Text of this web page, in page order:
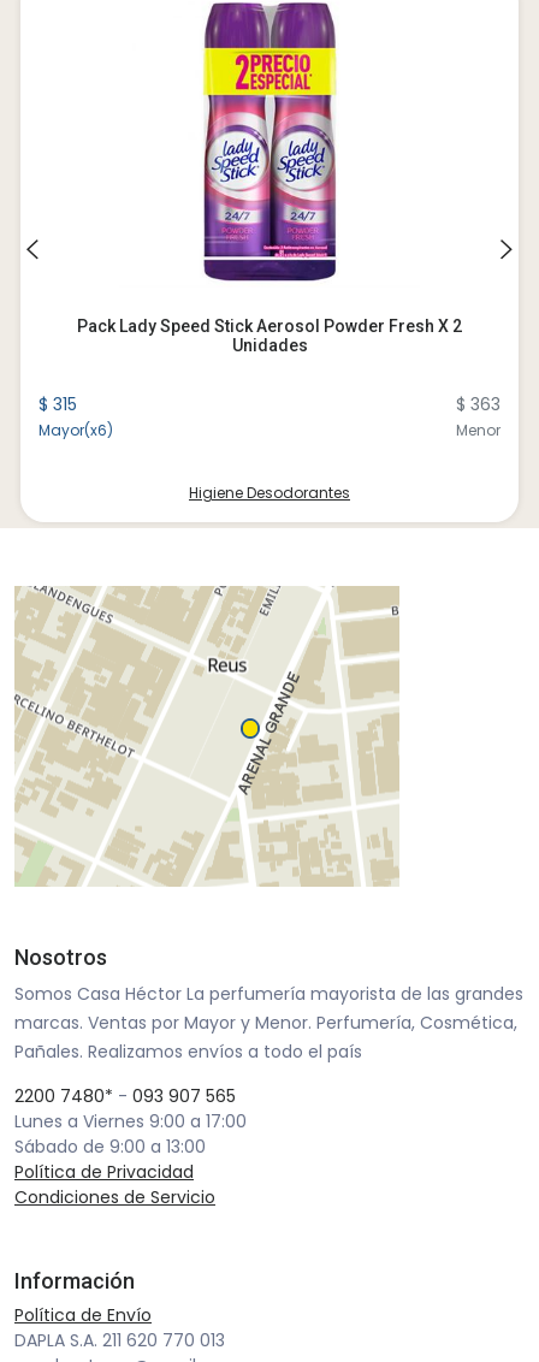
Pack Lady Speed Stick Aerosol Powder Fresh X 2
Unidades
$ 315
Mayor(x6)
$ 363
Menor
Higiene Desodorantes
Nosotros
Somos Casa Héctor La perfumería mayorista de las grandes
marcas. Ventas por Mayor y Menor. Perfumería, Cosmética,
Pañales. Realizamos envíos a todo el país
2200 7480* - 093 907 565
Lunes a Viernes 9:00 a 17:00
Sábado de 9:00 a 13:00
Política de Privacidad
Condiciones de Servicio
Información
Política de Envío
DAPLA S.A. 211 620 770 013